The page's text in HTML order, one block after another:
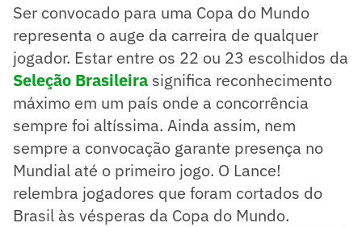
da Seleção Brasileira.
Jogadores como Romário geraram polêmica por não serem
convocados.
Resumo supervisionado pelo jornalista!
Ser convocado para uma Copa do Mundo
representa o auge da carreira de qualquer
jogador. Estar entre os 22 ou 23 escolhidos da
Seleção Brasileira significa reconhecimento
máximo em um país onde a concorrência
sempre foi altíssima. Ainda assim, nem
sempre a convocação garante presença no
Mundial até o primeiro jogo. O Lance!
relembra jogadores que foram cortados do
Brasil às vésperas da Copa do Mundo.